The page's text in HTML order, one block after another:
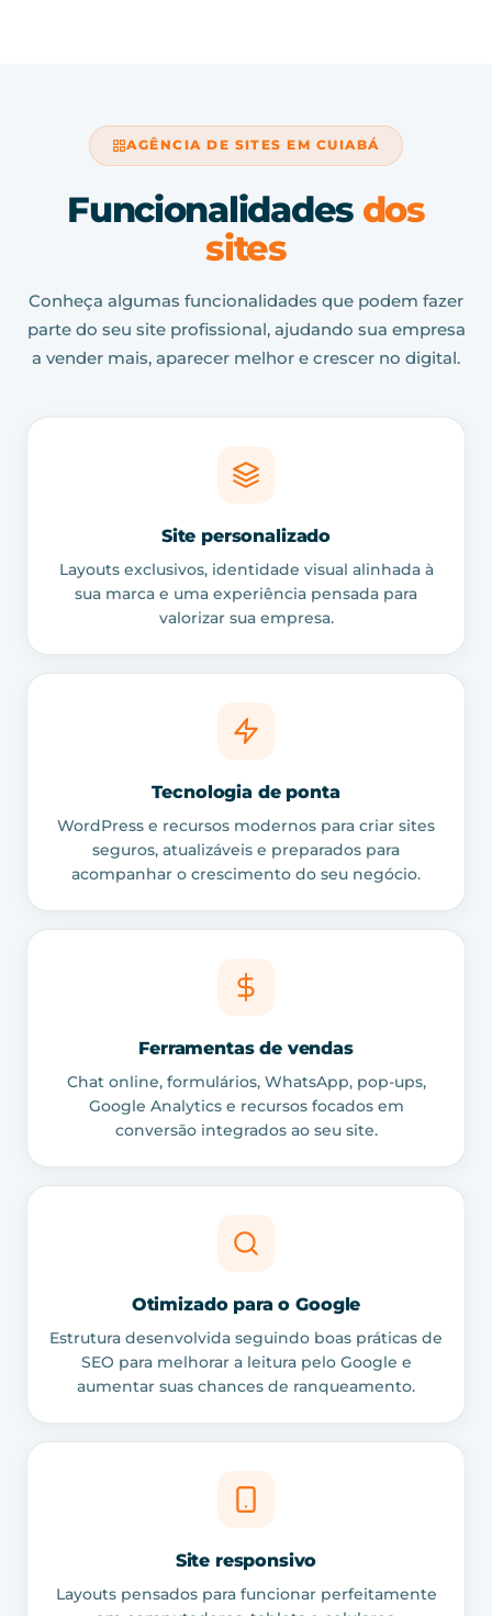
AGÊNCIA DE SITES EM CUIABÁ
Funcionalidades dos
sites
Conheça algumas funcionalidades que podem fazer
parte do seu site profissional, ajudando sua empresa
a vender mais, aparecer melhor e crescer no digital.
Site personalizado
Layouts exclusivos, identidade visual alinhada à
sua marca e uma experiência pensada para
valorizar sua empresa.
Tecnologia de ponta
WordPress e recursos modernos para criar sites
seguros, atualizáveis e preparados para
acompanhar o crescimento do seu negócio.
Ferramentas de vendas
Chat online, formulários, WhatsApp, pop-ups,
Google Analytics e recursos focados em
conversão integrados ao seu site.
Otimizado para o Google
Estrutura desenvolvida seguindo boas práticas de
SEO para melhorar a leitura pelo Google e
aumentar suas chances de ranqueamento.
Site responsivo
Layouts pensados para funcionar perfeitamente